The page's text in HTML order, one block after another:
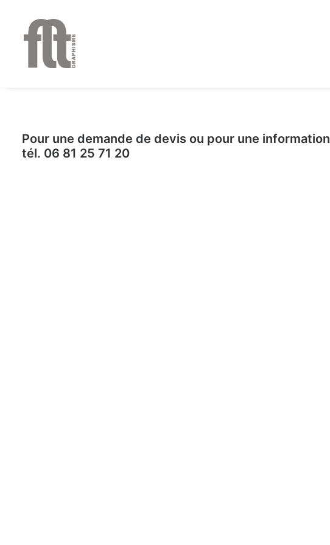
Pour une demande de devis ou pour une information
tél. 06 81 25 71 20